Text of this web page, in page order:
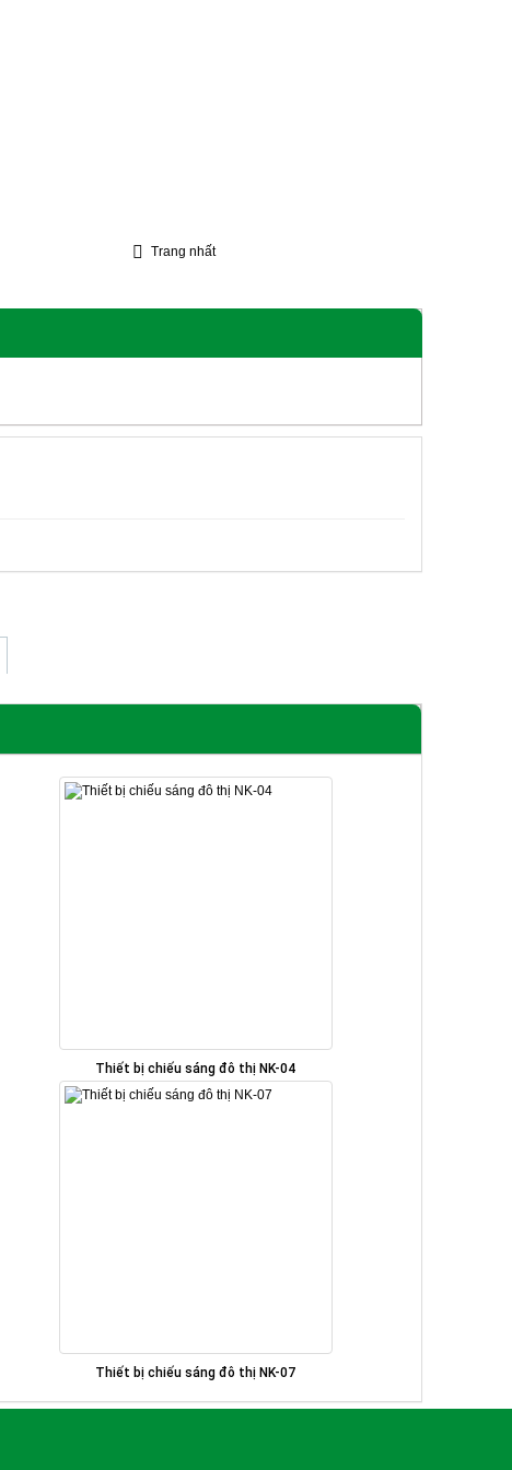
Trang nhất
Thiết bị chiếu sáng đô thị NK-04
Thiết bị chiếu sáng đô thị NK-07